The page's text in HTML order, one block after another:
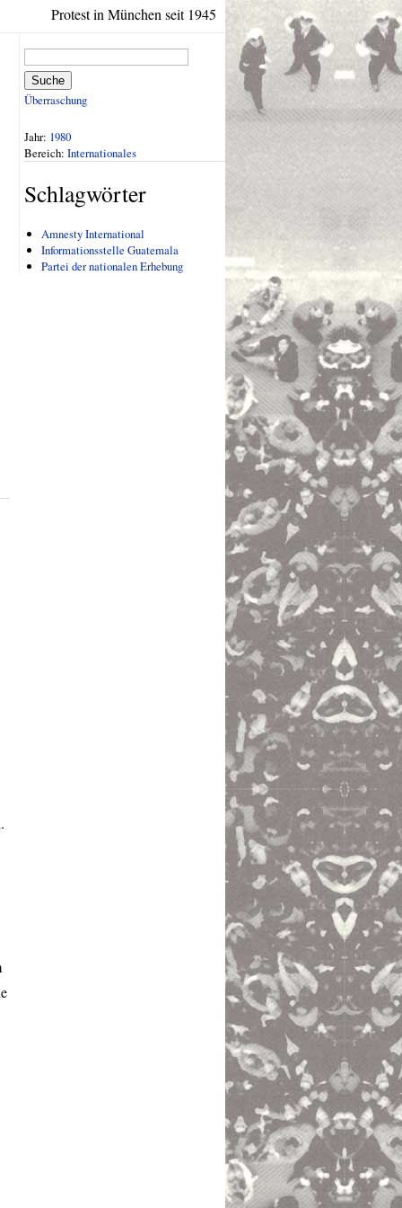
Protest in München seit 1945
Suche
Überraschung
Jahr: 1980
Bereich: Internationales
Schlagwörter
Amnesty International
Informationsstelle Guatemala
Partei der nationalen Erhebung